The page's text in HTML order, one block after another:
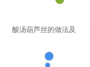
酸汤葫芦丝的做法及